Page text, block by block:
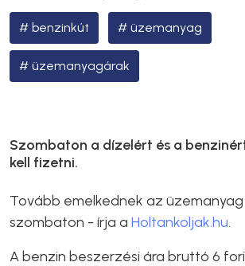
benzinkút üzemanyag
üzemanyagárak
Szombaton a dízelért és a
kell fizetni.
Tovább emelkednek az
szombaton - írja a Holtankoljak.hu.
A benzin beszerzési ára bruttó 6